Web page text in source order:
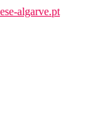
algarve.pt